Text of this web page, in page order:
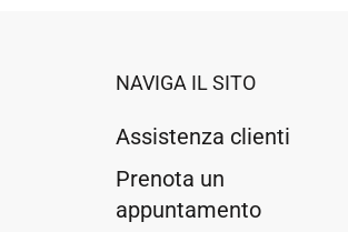
NAVIGA IL SITO
Assistenza clienti
Prenota un
appuntamento